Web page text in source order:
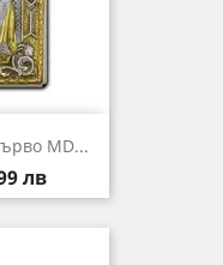
MD...
лв